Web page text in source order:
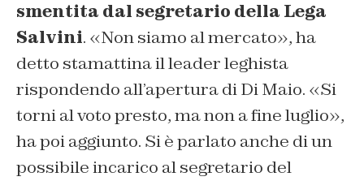
smentita dal segretario della Lega
Salvini. «Non siamo al mercato», ha
detto stamattina il leader leghista
rispondendo all’apertura di Di Maio. «Si
torni al voto presto, ma non a fine luglio»,
ha poi aggiunto. Si è parlato anche di un
possibile incarico al segretario del